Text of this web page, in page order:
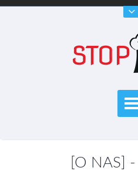
[O NAS]